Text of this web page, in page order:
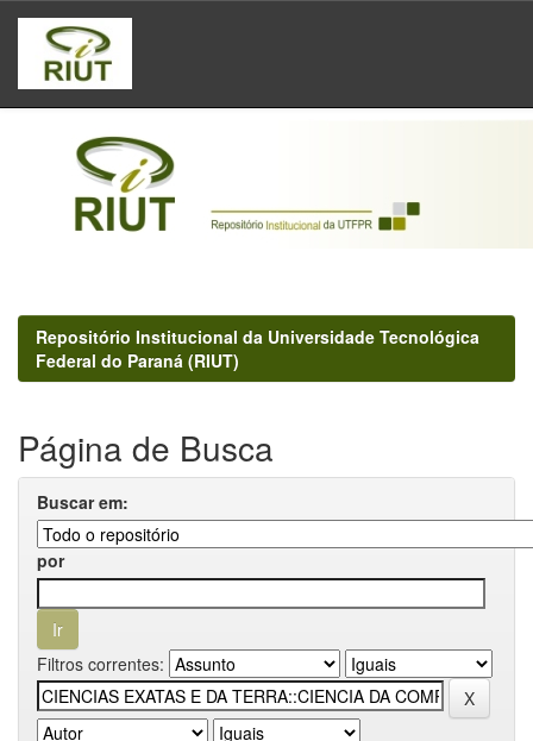
Skip
navigation
Repositório Institucional da Universidade Tecnológica
Federal do Paraná (RIUT)
Página de Busca
Buscar em:
por
Filtros correntes: